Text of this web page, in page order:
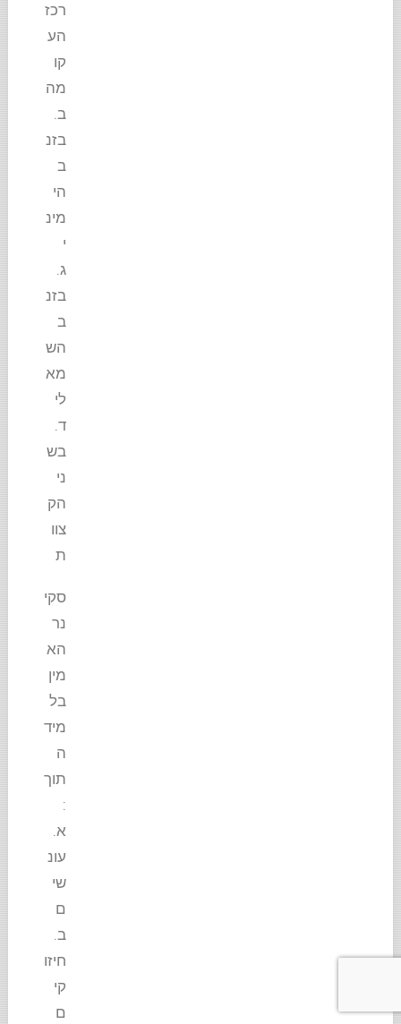
רכז
הע
קו
מה
ב.
בזנ
ב
הי
מינ
י
ג.
בזנ
ב
הש
מא
לי
ד.
בש
ני
הק
צוו
ת
סקי
נר
הא
מין
בל
מיד
ה
תוך
:
א.
עונ
שי
ם
ב.
חיזו
קי
ם